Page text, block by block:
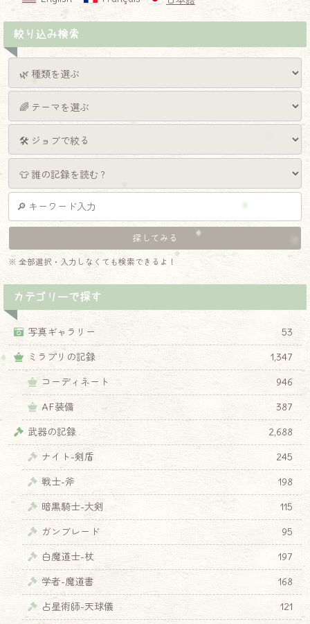
絞り込み検索
※ 全部選択・入力しなくても検索できるよ！
カテゴリーで探す
写真ギャラリー
53
ミラプリの記録
1,347
コーディネート
946
AF装備
387
武器の記録
2,688
ナイト-剣盾
245
戦士-斧
198
暗黒騎士-大剣
115
ガンブレード
95
白魔道士-杖
197
学者-魔道書
168
占星術師-天球儀
121